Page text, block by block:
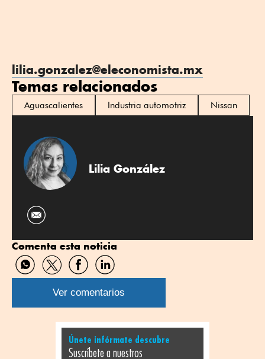
lilia.gonzalez@eleconomista.mx
Temas relacionados
Aguascalientes Industria automotriz Nissan
Lilia González
Comenta esta noticia
Compartir
por
WhatsApp
Compartir
por
Twitter
Compartir
por
Facebook
Compartir
por
Linkedin
Ver comentarios
Únete infórmate descubre
Suscríbete a nuestros